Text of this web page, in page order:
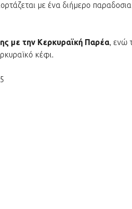
με ένα διήμερο
με την Κερκυραϊκή Παρέα, ενώ
κέφι.